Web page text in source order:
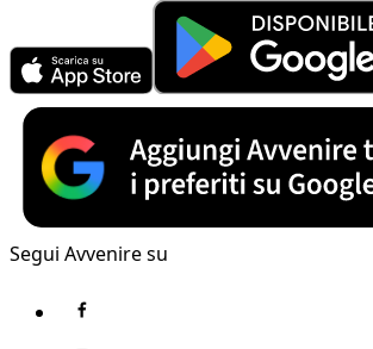
Segui Avvenire su